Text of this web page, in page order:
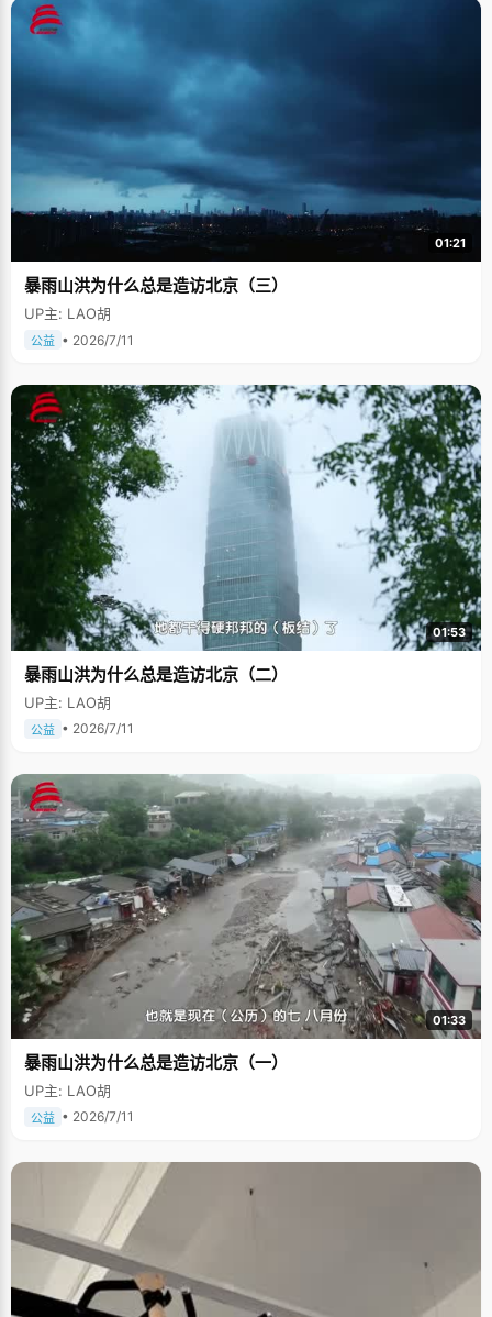
01:21
暴雨山洪为什么总是造访北京（三）
UP主: LAO胡
公益 • 2026/7/11
01:53
暴雨山洪为什么总是造访北京（二）
UP主: LAO胡
公益 • 2026/7/11
01:33
暴雨山洪为什么总是造访北京（一）
UP主: LAO胡
公益 • 2026/7/11